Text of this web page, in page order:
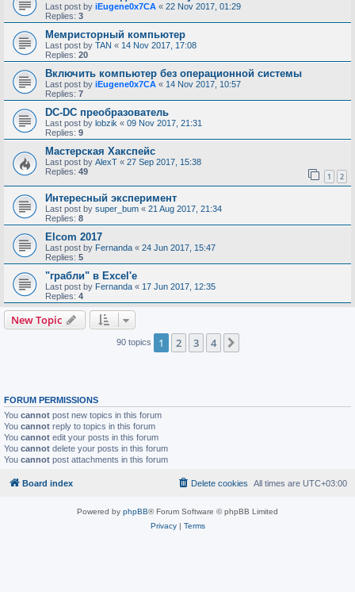
Last post by iEugene0x7CA « 22 Nov 2017, 01:29
Replies: 3
Мемристорный компьютер
Last post by TAN « 14 Nov 2017, 17:08
Replies: 20
Включить компьютер без операционной системы
Last post by iEugene0x7CA « 14 Nov 2017, 10:57
Replies: 7
DC-DC преобразователь
Last post by lobzik « 09 Nov 2017, 21:31
Replies: 9
Мастерская Хакспейс
Last post by AlexT « 27 Sep 2017, 15:38
Replies: 49 1 2
Интересный эксперимент
Last post by super_bum « 21 Aug 2017, 21:34
Replies: 8
Elcom 2017
Last post by Fernanda « 24 Jun 2017, 15:47
Replies: 5
"грабли" в Excel'е
Last post by Fernanda « 17 Jun 2017, 12:35
Replies: 4
New Topic
90 topics 1 2 3 4
FORUM PERMISSIONS
You cannot post new topics in this forum
You cannot reply to topics in this forum
You cannot edit your posts in this forum
You cannot delete your posts in this forum
You cannot post attachments in this forum
Board index All times are UTC+03:00
Delete cookies
Powered by phpBB® Forum Software © phpBB Limited
Privacy| Terms